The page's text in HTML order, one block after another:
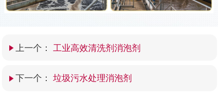
上一个： 工业高效清洗剂消泡剂
下一个： 垃圾污水处理消泡剂